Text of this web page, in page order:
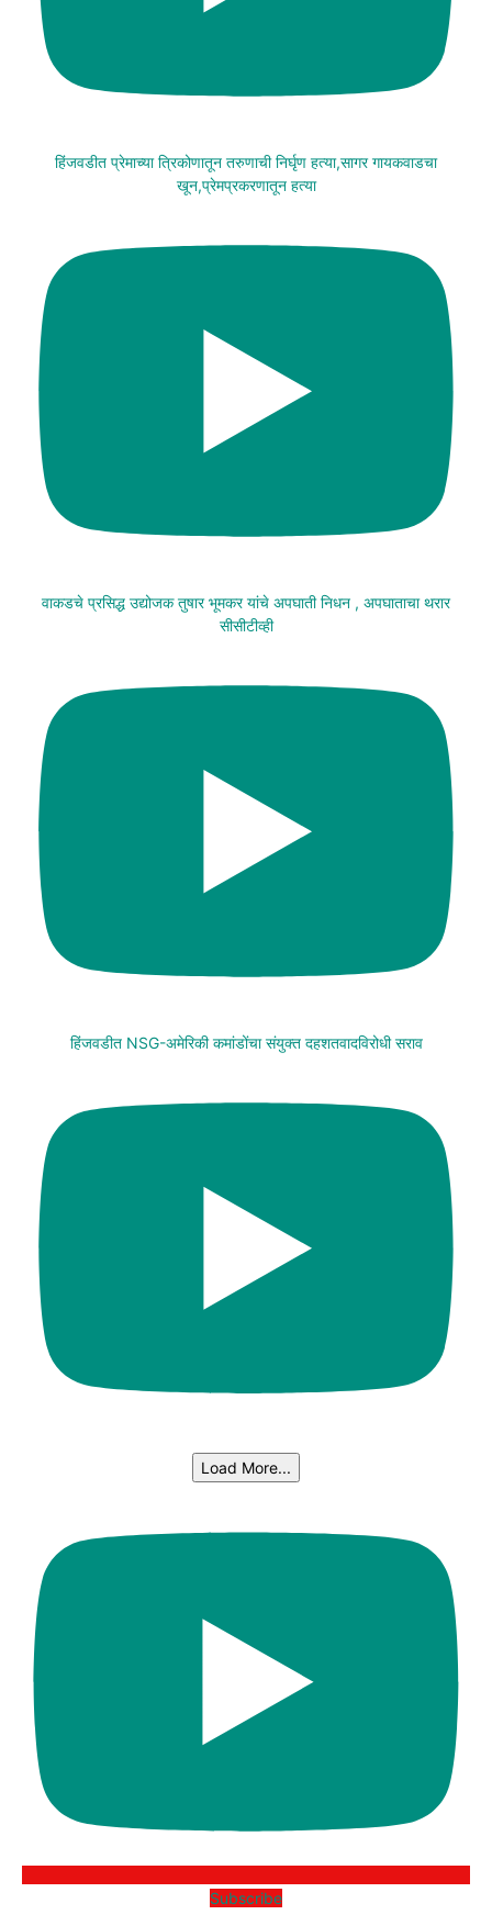
हिंजवडीत प्रेमाच्या त्रिकोणातून तरुणाची निर्घृण हत्या,सागर गायकवाडचा
खून,प्रेमप्रकरणातून हत्या
वाकडचे प्रसिद्ध उद्योजक तुषार भूमकर यांचे अपघाती निधन , अपघाताचा थरार
सीसीटीव्ही
हिंजवडीत NSG-अमेरिकी कमांडोंचा संयुक्त दहशतवादविरोधी सराव
Load More...
Subscribe